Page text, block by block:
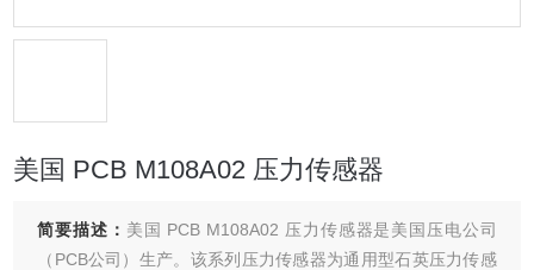
美国 PCB M108A02 压力传感器
简要描述： 美国 PCB M108A02 压力传感器是美国压电公司
（PCB公司）生产。该系列压力传感器为通用型石英压力传感